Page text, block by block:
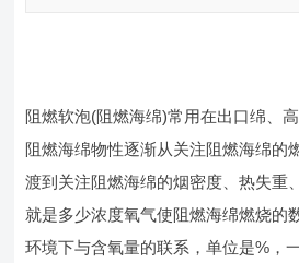
阻燃软泡(阻燃海绵)常用在出口绵、
阻燃海绵物性逐渐从关注阻燃海绵的
渡到关注阻燃海绵的烟密度、热失重
就是多少浓度氧气使阻燃海绵燃烧的
环境下与含氧量的联系，单位是%，